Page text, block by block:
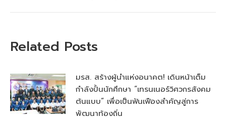
Related Posts
มรส. สร้างผู้นำแห่งอนาคต! เดินหน้าเต็ม
กำลังปั้นนักศึกษา “เทรนเนอร์วิศวกรสังคม
ต้นแบบ” เพื่อเป็นฟันเฟืองสำคัญสู่การ
พัฒนาท้องถิ่น